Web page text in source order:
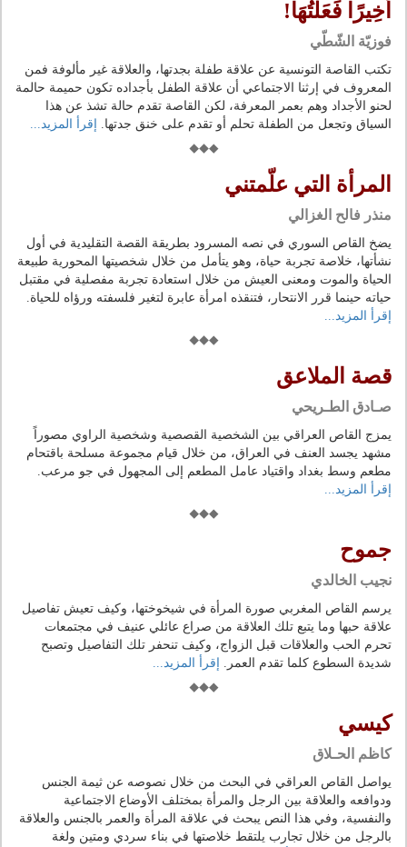
أَخِيرًا فَعَلْتُهَا!
فوزيّة الشّطّي
تكتب القاصة التونسية عن علاقة طفلة بجدتها، والعلاقة غير مألوفة فمن
المعروف في إرثنا الاجتماعي أن علاقة الطفل بأجداده تكون حميمة حالمة
لحنو الأجداد وهم بعمر المعرفة، لكن القاصة تقدم حالة تشذ عن هذا
السياق وتجعل من الطفلة تحلم أو تقدم على خنق جدتها.
إقرأ المزيد...
المرأة التي علّمتني
منذر فالح الغزالي
يضخ القاص السوري في نصه المسرود بطريقة القصة التقليدية في أول
نشأتها، خلاصة تجربة حياة، وهو يتأمل من خلال شخصيتها المحورية طبيعة
الحياة والموت ومعنى العيش من خلال استعادة تجربة مفصلية في مقتبل
حياته حينما قرر الانتحار، فتنقذه امرأة عابرة لتغير فلسفته ورؤاه للحياة.
إقرأ المزيد...
قصة الملاعق
صـادق الطـريحي
يمزج القاص العراقي بين الشخصية القصصية وشخصية الراوي مصوراً
مشهد يجسد العنف في العراق، من خلال قيام مجموعة مسلحة باقتحام
مطعم وسط بغداد واقتياد عامل المطعم إلى المجهول في جو مرعب.
إقرأ المزيد...
جموح
نجيب الخالدي
يرسم القاص المغربي صورة المرأة في شيخوختها، وكيف تعيش تفاصيل
علاقة حبها وما يتبع تلك العلاقة من صراع عائلي عنيف في مجتمعات
تحرم الحب والعلاقات قبل الزواج، وكيف تنحفر تلك التفاصيل وتصبح
شديدة السطوع كلما تقدم العمر.
إقرأ المزيد...
كيسي
كاظم الحـلاق
يواصل القاص العراقي في البحث من خلال نصوصه عن ثيمة الجنس
ودوافعه والعلاقة بين الرجل والمرأة بمختلف الأوضاع الاجتماعية
والنفسية، وفي هذا النص يبحث في علاقة المرأة والعمر بالجنس والعلاقة
بالرجل من خلال تجارب يلتقط خلاصتها في بناء سردي ومتين ولغة